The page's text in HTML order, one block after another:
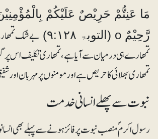
مَا عَنِتُّمْ حَرِیْصٌ عَلَیْکُمْ
رَّحِیْمٌ o (التوبۃ ۹:۱۲۸)
بے شک
تمھارے ہی درمیان سے آیا ہے ، تمھاری تکلیف اس پر
تمھاری بھلائی کا حریص ہے اور مومنوں پر مہربان اور
نبوت سے پھلے انسانی خدمت
رسول اکرم ؐ منصب نبوت پر فائز ہونے سے پہلے بھی